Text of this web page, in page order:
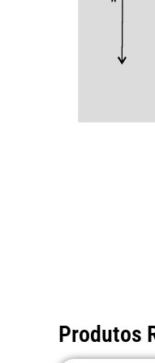
Produtos